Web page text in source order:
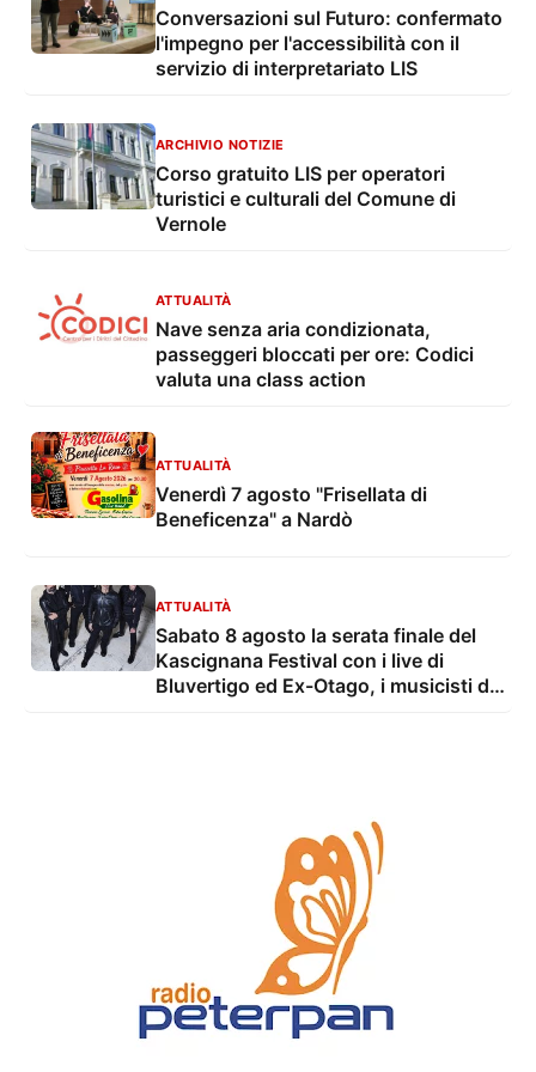
Conversazioni sul Futuro: confermato
l'impegno per l'accessibilità con il
servizio di interpretariato LIS
ARCHIVIO NOTIZIE
Corso gratuito LIS per operatori
turistici e culturali del Comune di
Vernole
ATTUALITÀ
Nave senza aria condizionata,
passeggeri bloccati per ore: Codici
valuta una class action
ATTUALITÀ
Venerdì 7 agosto "Frisellata di
Beneficenza" a Nardò
ATTUALITÀ
Sabato 8 agosto la serata finale del
Kascignana Festival con i live di
Bluvertigo ed Ex-Otago, i musicisti di